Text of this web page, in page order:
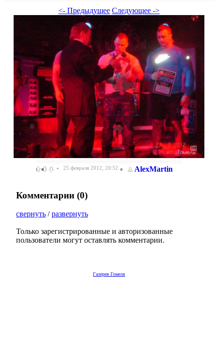
<- Предыдущее Следующее ->
0 25 февраля 2012, 20:52 AlexMartin
Комментарии (0)
свернуть /развернуть
Только зарегистрированные и авторизованные
пользователи могут оставлять комментарии.
Галерея Гомеля